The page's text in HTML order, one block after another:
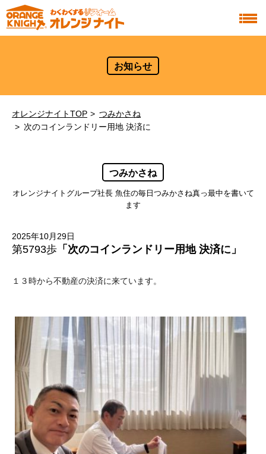
お知らせ
オレンジナイトTOP
つみかさね
次のコインランドリー用地 決済に
つみかさね
オレンジナイトグループ社長 魚住の毎日つみかさね真っ最中を書いて
ます
2025年10月29日
第5793歩 「次のコインランドリー用地 決済に」
１３時から不動産の決済に来ています。